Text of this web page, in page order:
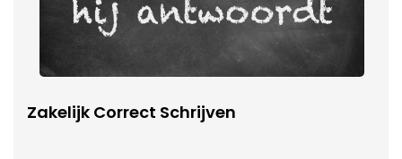
Zakelijk Correct Schrijven